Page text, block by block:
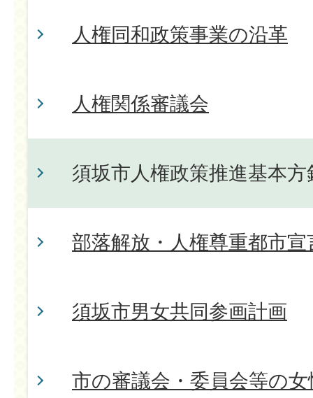
人権同和政策事業の沿革
人権関係審議会
須坂市人権政策推進基本方
部落解放・人権尊重都市宣
須坂市男女共同参画計画
市の審議会・委員会等の